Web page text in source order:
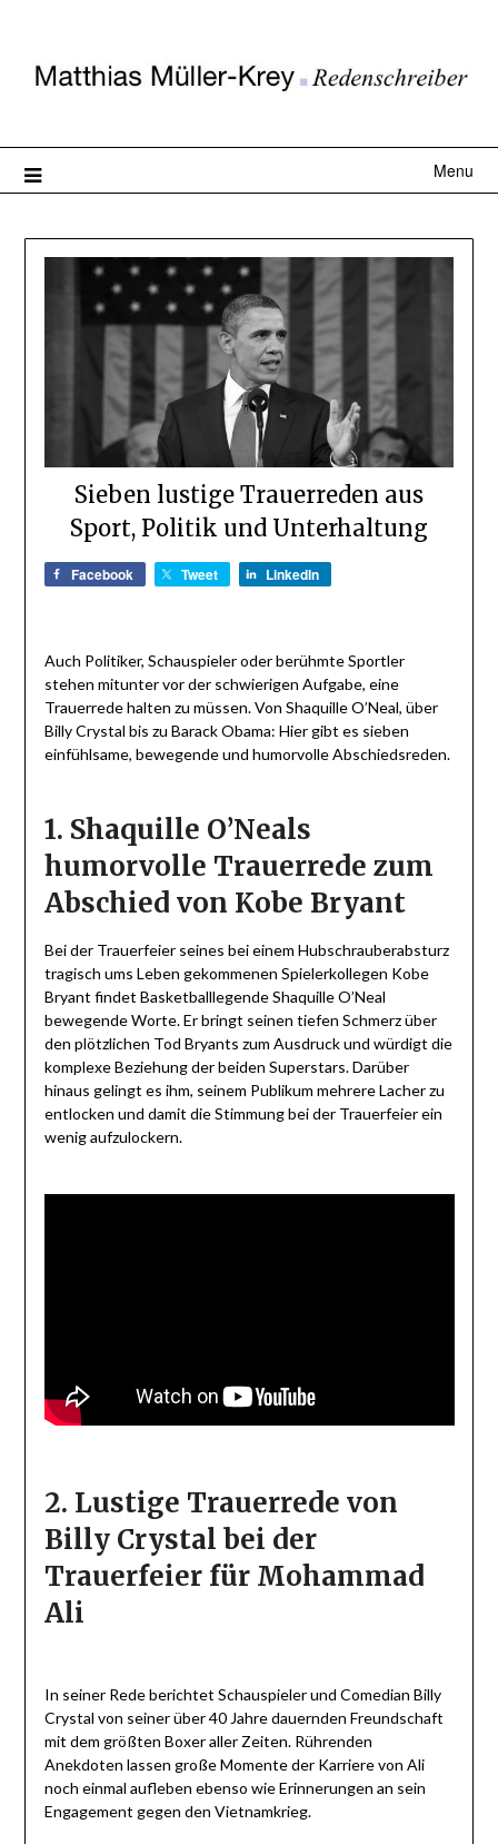
Menu
Sieben lustige Trauerreden aus
Sport, Politik und Unterhaltung
Facebook Tweet LinkedIn
Auch Politiker, Schauspieler oder berühmte Sportler
stehen mitunter vor der schwierigen Aufgabe, eine
Trauerrede halten zu müssen. Von Shaquille O’Neal, über
Billy Crystal bis zu Barack Obama: Hier gibt es sieben
einfühlsame, bewegende und humorvolle Abschiedsreden.
1. Shaquille O’Neals
humorvolle Trauerrede zum
Abschied von Kobe Bryant
Bei der Trauerfeier seines bei einem Hubschrauberabsturz
tragisch ums Leben gekommenen Spielerkollegen Kobe
Bryant findet Basketballlegende Shaquille O’Neal
bewegende Worte. Er bringt seinen tiefen Schmerz über
den plötzlichen Tod Bryants zum Ausdruck und würdigt die
komplexe Beziehung der beiden Superstars. Darüber
hinaus gelingt es ihm, seinem Publikum mehrere Lacher zu
entlocken und damit die Stimmung bei der Trauerfeier ein
wenig aufzulockern.
2. Lustige Trauerrede von
Billy Crystal bei der
Trauerfeier für Mohammad
Ali
In seiner Rede berichtet Schauspieler und Comedian Billy
Crystal von seiner über 40 Jahre dauernden Freundschaft
mit dem größten Boxer aller Zeiten. Rührenden
Anekdoten lassen große Momente der Karriere von Ali
noch einmal aufleben ebenso wie Erinnerungen an sein
Engagement gegen den Vietnamkrieg.